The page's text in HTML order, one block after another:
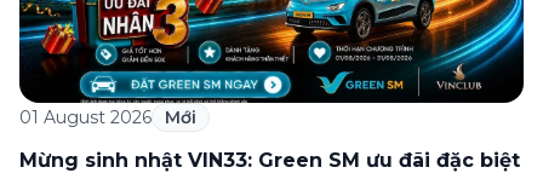
01 August 2026 Mới
Mừng sinh nhật VIN33: Green SM ưu đãi đặc biệt